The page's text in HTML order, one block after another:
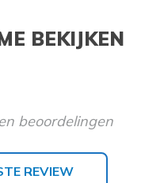
BEKIJKEN
beoordelingen
REVIEW